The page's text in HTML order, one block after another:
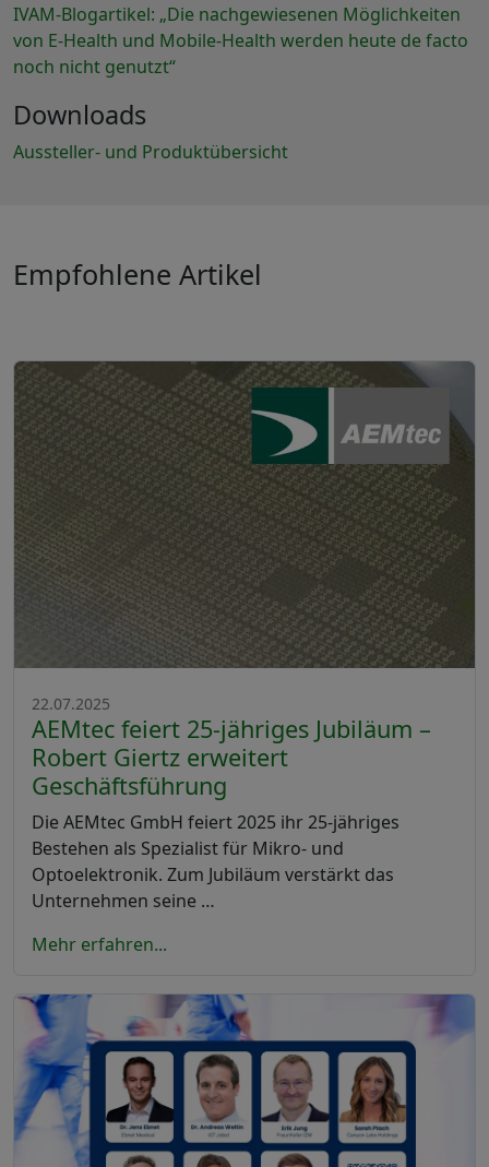
IVAM-Blogartikel: „Die nachgewiesenen Möglichkeiten
von E-Health und Mobile-Health werden heute de facto
noch nicht genutzt“
Downloads
Aussteller- und Produktübersicht
Empfohlene Artikel
22.07.2025
AEMtec feiert 25-jähriges Jubiläum –
Robert Giertz erweitert
Geschäftsführung
Die AEMtec GmbH feiert 2025 ihr 25-jähriges
Bestehen als Spezialist für Mikro- und
Optoelektronik. Zum Jubiläum verstärkt das
Unternehmen seine …
Mehr erfahren...